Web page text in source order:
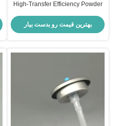
High-Transfer Efficiency Powder
Applicator for Reduced Overspray
بهترین قیمت رو بدست بیار